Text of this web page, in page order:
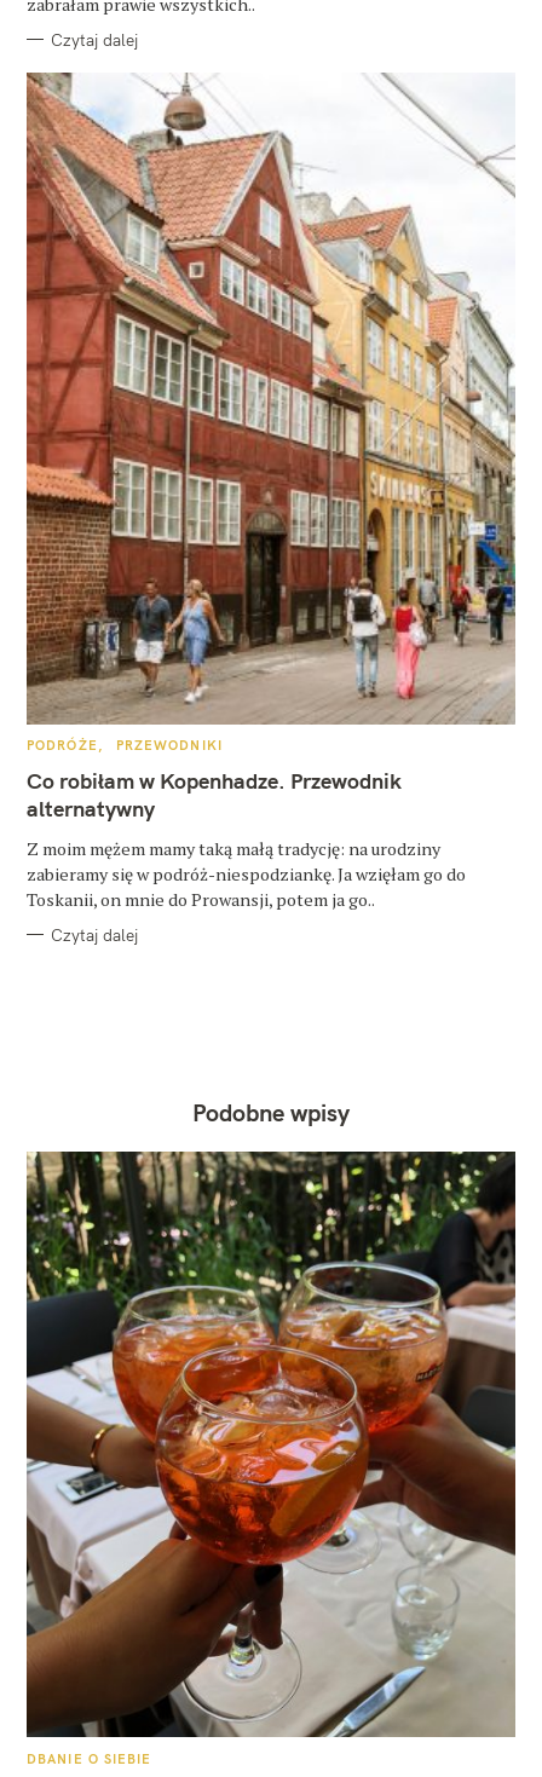
Czytaj dalej
K
T
E
G
O
I
E
PODRÓŻE PRZEWODNIKI
Co robiłam w Kopenhadze. Przewodnik
alternatywny
Z moim mężem mamy taką małą tradycję: na urodziny
zabieramy się w podróż-niespodziankę. Ja wzięłam go do
Toskanii, on mnie do Prowansji, potem ja go..
Czytaj dalej
Podobne wpisy
K
DBANIE O SIEBIE